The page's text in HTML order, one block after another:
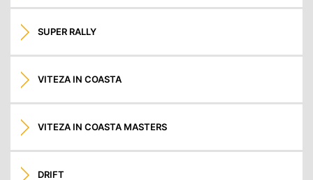
SUPER RALLY
VITEZA IN COASTA
VITEZA IN COASTA MASTERS
DRIFT